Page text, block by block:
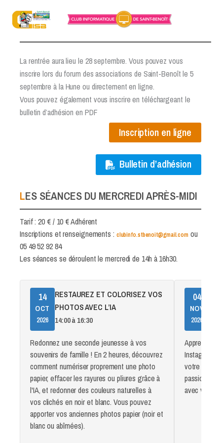
contenuINSCRIPTION 2026-2027
La rentrée aura lieu le 28 septembre. Vous pouvez vous
inscrire lors du forum des associations de Saint-Benoît le 5
septembre à la Hune ou directement en ligne.
Vous pouvez également vous inscrire en téléchargeant le
bulletin d’adhésion en PDF
Inscription en ligne
Bulletin d’adhésion
LES SÉANCES DU MERCREDI APRÈS-MIDI
Tarif : 20 € / 10 € Adhérent
Inscriptions et renseignements : clubinfo.stbenoit@gmail.com ou
05 49 52 92 84
Les séances se déroulent le mercredi de 14h à 16h30.
14
OCT
2026
RESTAUREZ ET COLORISEZ VOS
PHOTOS AVEC L’IA
14:00 à 16:30
Redonnez une seconde jeunesse à vos
souvenirs de famille ! En 2 heures, découvrez
comment numériser proprement une photo
papier, effacer les rayures ou pliures grâce à
l'IA, et redonner des couleurs naturelles à
vos clichés en noir et blanc. Vous pouvez
apporter vos anciennes photos papier (noir et
blanc ou abîmées).
04
NOV
2026
Apprenez à
Instagram.
votre profil,
passions,
avec vos